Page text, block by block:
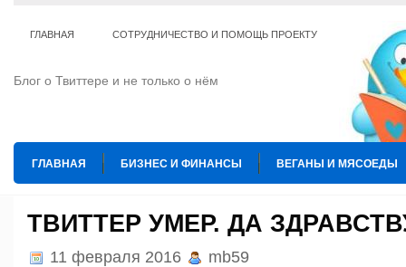
ГЛАВНАЯ СОТРУДНИЧЕСТВО И ПОМОЩЬ ПРОЕКТУ
Блог о Твиттере и не только о нём
ГЛАВНАЯ БИЗНЕС И ФИНАНСЫ ВЕГАНЫ И МЯСОЕДЫ
ТВИТТЕР УМЕР. ДА
11 февраля 2016 mb59